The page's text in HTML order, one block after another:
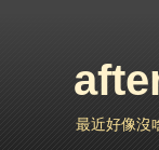
最近好像沒